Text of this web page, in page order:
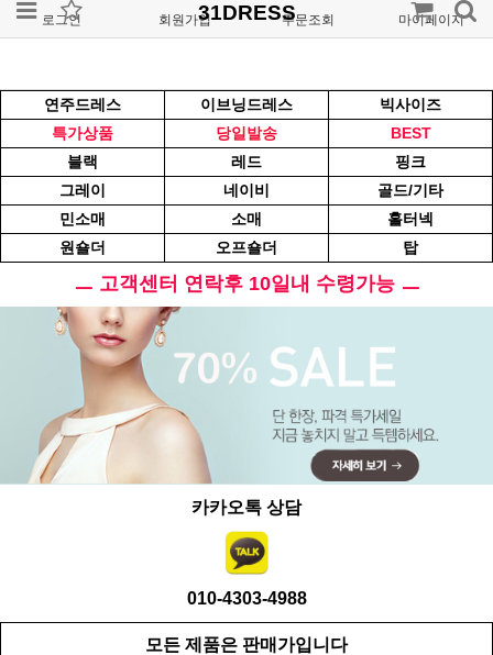
로그인 회원가입 주문조회 마이페이지
31DRESS
연주드레스 이브닝드레스
빅사이즈
특가상품
당일발송
BEST
블랙
레드
핑크
그레이
네이비
골드/기타
민소매
소매
홀터넥
원숄더
오프숄더 탑
ㅡ 고객센터 연락후 10일내 수령가능 ㅡ
카카오톡 상담
010-4303-4988
모든 제품은 판매가입니다